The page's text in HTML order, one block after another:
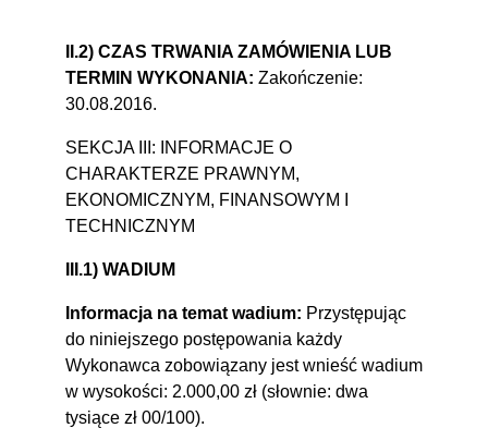
II.2) CZAS TRWANIA ZAMÓWIENIA LUB
TERMIN WYKONANIA: Zakończenie:
30.08.2016.
SEKCJA III: INFORMACJE O
CHARAKTERZE PRAWNYM,
EKONOMICZNYM, FINANSOWYM I
TECHNICZNYM
III.1) WADIUM
Informacja na temat wadium: Przystępując
do niniejszego postępowania każdy
Wykonawca zobowiązany jest wnieść wadium
w wysokości: 2.000,00 zł (słownie: dwa
tysiące zł 00/100).